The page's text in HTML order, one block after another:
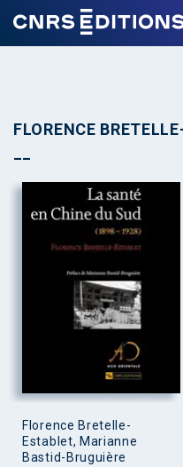
FLORENCE
Florence Bretelle-
Establet, Marianne
Bastid-Bruguière